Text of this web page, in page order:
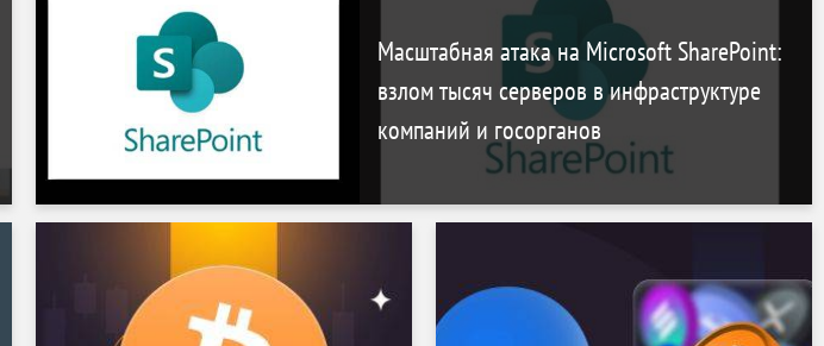
Масштабная атака на Microsoft SharePoint:
взлом тысяч серверов в инфраструктуре
компаний и госорганов